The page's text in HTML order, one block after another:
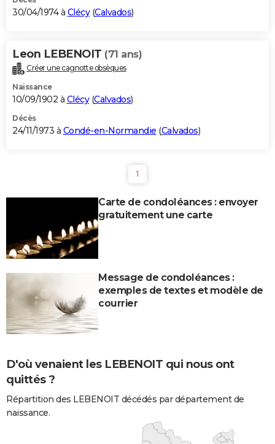
30/04/1974 à Clécy(Calvados)
Leon LEBENOIT (71 ans)
Créer une cagnotte obsèques
Naissance
10/09/1902 à Clécy(Calvados)
Décès
24/11/1973 à Condé-en-Normandie (Calvados)
1
Carte de condoléances : envoyer
gratuitement une carte
Message de condoléances :
exemples de textes et modèle de
courrier
D'où venaient les LEBENOIT qui nous ont
quittés ?
Répartition des LEBENOIT décédés par département de
naissance.